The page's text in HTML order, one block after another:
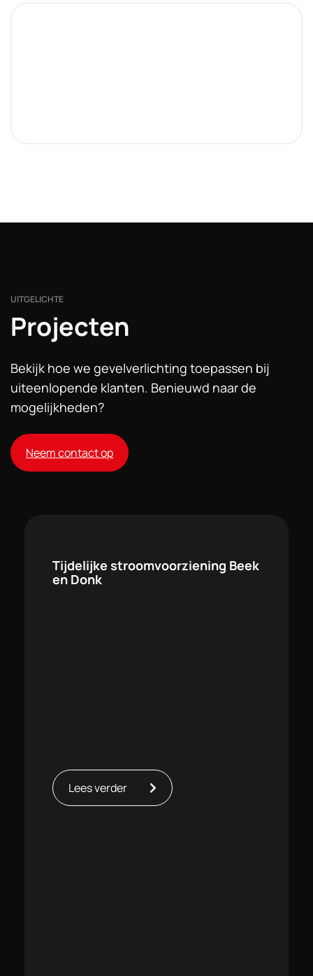
UITGELICHTE
Projecten
Bekijk hoe we gevelverlichting toepassen bij
uiteenlopende klanten. Benieuwd naar de
mogelijkheden?
Neem contact op
Tijdelijke stroomvoorziening Beek
en Donk
Lees verder